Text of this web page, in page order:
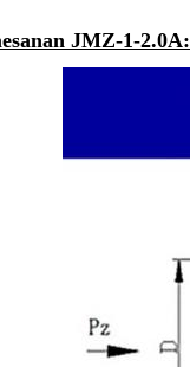
JMZ-1-2.0A: